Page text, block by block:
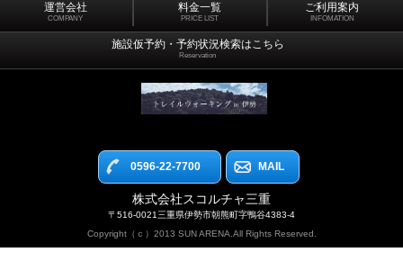
運営会社
COMPANY
料金一覧
PRICE LIST
ご利用案内
INFOMATION
施設仮予約・予約状況検索はこちら
Reservation
0596-22-7700 MAIL
株式会社スコルチャ三重
〒516-0021三重県伊勢市朝熊町字鴨谷4383-4
Copyright（ｃ）2013 SUN ARENA.All Rights Reserved.